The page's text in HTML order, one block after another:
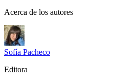
Acerca de los autores
Sofía Pacheco
Editora